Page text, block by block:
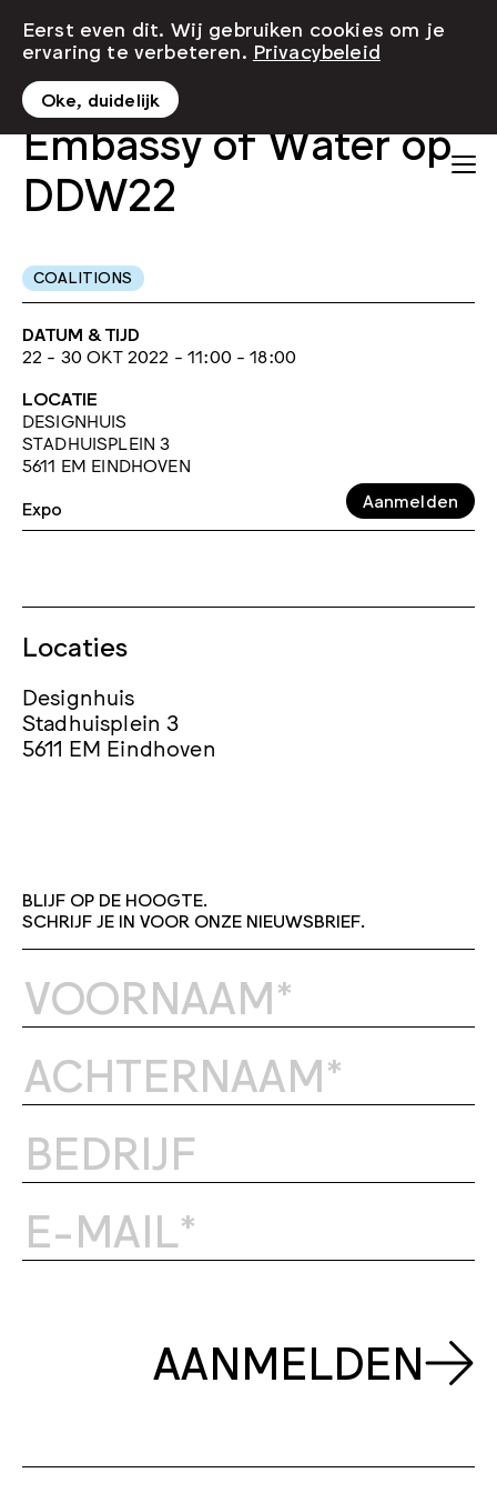
Embassy of Water op
DDW22
COALITIONS
DATUM & TIJD
22 - 30 OKT 2022 - 11:00 - 18:00
LOCATIE
DESIGNHUIS
STADHUISPLEIN 3
5611 EM EINDHOVEN
Expo
Aanmelden
Locaties
Designhuis
Stadhuisplein 3
5611 EM Eindhoven
Eerst even dit. Wij gebruiken cookies om je
ervaring te verbeteren. Privacybeleid
Oke, duidelijk
BLIJF OP DE HOOGTE.
SCHRIJF JE IN VOOR ONZE NIEUWSBRIEF.
AANMELDEN